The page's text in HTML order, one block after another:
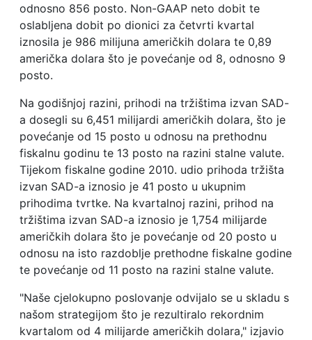
odnosno 856 posto. Non-GAAP neto dobit te
oslabljena dobit po dionici za četvrti kvartal
iznosila je 986 milijuna američkih dolara te 0,89
američka dolara što je povećanje od 8, odnosno 9
posto.
Na godišnjoj razini, prihodi na tržištima izvan SAD-
a dosegli su 6,451 milijardi američkih dolara, što je
povećanje od 15 posto u odnosu na prethodnu
fiskalnu godinu te 13 posto na razini stalne valute.
Tijekom fiskalne godine 2010. udio prihoda tržišta
izvan SAD-a iznosio je 41 posto u ukupnim
prihodima tvrtke. Na kvartalnoj razini, prihod na
tržištima izvan SAD-a iznosio je 1,754 milijarde
američkih dolara što je povećanje od 20 posto u
odnosu na isto razdoblje prethodne fiskalne godine
te povećanje od 11 posto na razini stalne valute.
"Naše cjelokupno poslovanje odvijalo se u skladu s
našom strategijom što je rezultiralo rekordnim
kvartalom od 4 milijarde američkih dolara," izjavio